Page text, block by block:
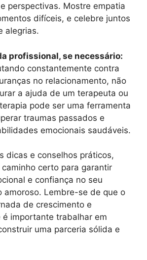
perspectivas. Mostre empatia
difíceis, e celebre juntos
alegrias.
profissional, se necessário:
constantemente contra
no relacionamento, não
a ajuda de um terapeuta ou
pode ser uma ferramenta
traumas passados e
emocionais saudáveis.
dicas e conselhos práticos,
certo para garantir
e confiança no seu
amoroso. Lembre-se de que o
de crescimento e
é importante trabalhar em
uma parceria sólida e